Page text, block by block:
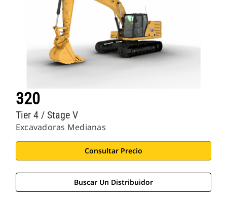
320
Excavadoras Medianas
Tier 4 / Stage V
Consultar Precio
Buscar Un Distribuidor